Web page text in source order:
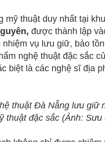
mỹ thuật duy nhất tại
được thành lập
nhiệm vụ lưu giữ, bảo
nghệ thuật đặc sắc
biệt là các nghệ sĩ địa
thuật Đà Nẵng lưu giữ
thuật đặc sắc (Ảnh: Sưu